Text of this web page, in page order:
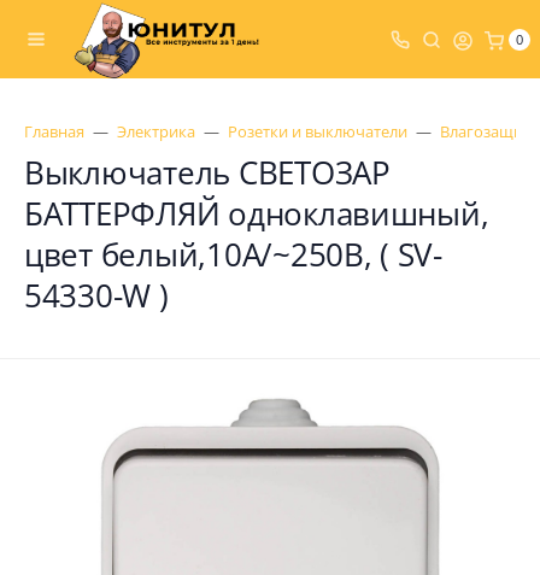
0
Главная Электрика Розетки и выключатели
Выключатель СВЕТОЗАР
БАТТЕРФЛЯЙ одноклавишный,
цвет белый,10А/~250В, ( SV-
54330-W )